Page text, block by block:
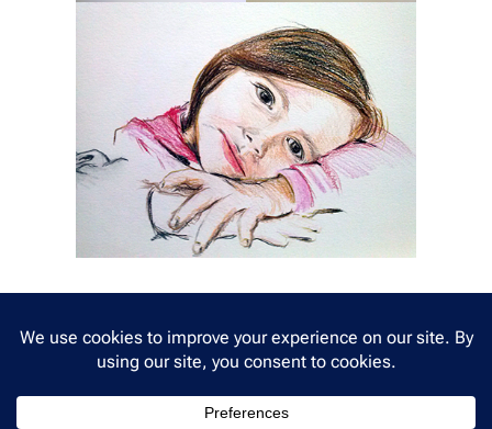
© Copyright 2026. Todos los derechos reservados.